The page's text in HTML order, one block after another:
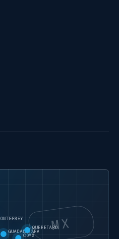
MX
GUADALAJARA
CDMX
QUERETARO